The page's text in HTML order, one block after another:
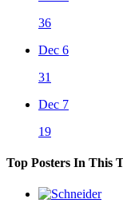
36
Dec 6
31
Dec 7
19
Top Posters In This